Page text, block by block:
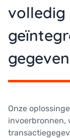
volledig
Onze
invoerbronnen,